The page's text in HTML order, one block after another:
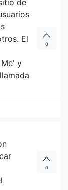
de
El
y
0
0